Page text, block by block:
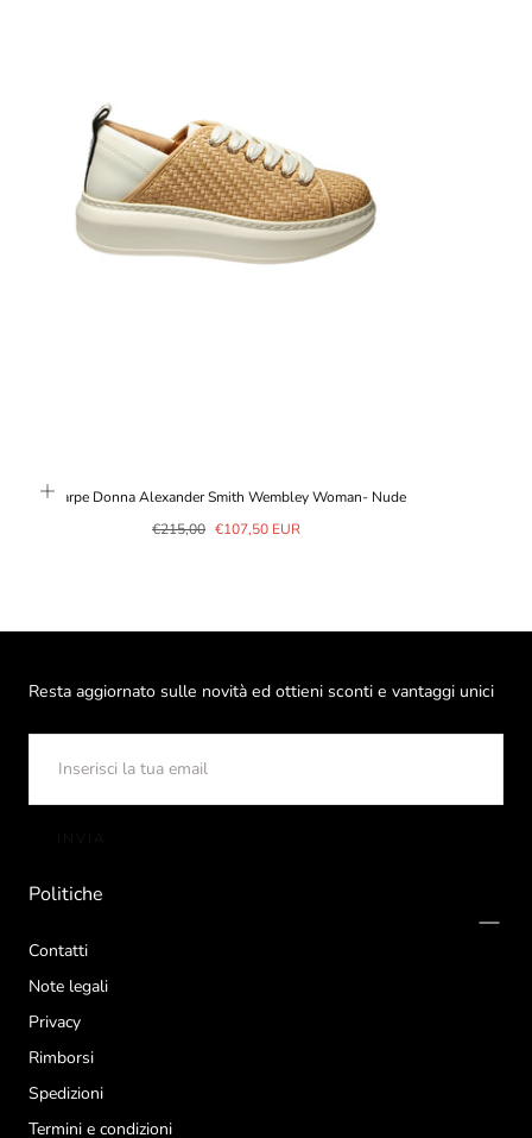
Scarpe Donna Alexander Smith Wembley Woman- Nude
Prezzo
€215,00 Prezzo
€107,50 EUR
Resta aggiornato sulle novità ed ottieni sconti e vantaggi unici
EMAIL
Politiche
Contatti
Note legali
Privacy
Rimborsi
Spedizioni
Termini e condizioni